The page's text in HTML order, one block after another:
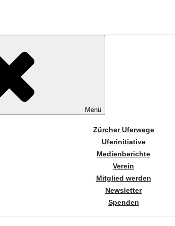
Menü
Zürcher Uferwege
Uferinitiative
Medienberichte
Verein
Mitglied werden
Newsletter
Spenden